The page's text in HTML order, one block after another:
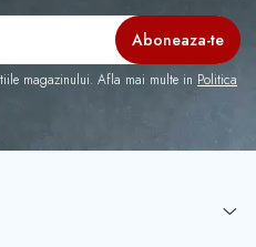
magazinului. Afla mai multe in Politica